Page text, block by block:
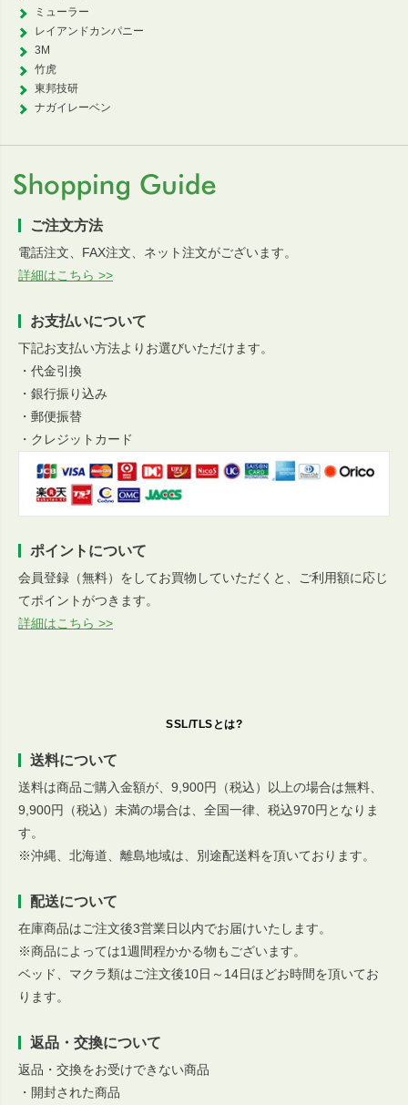
ミューラー
レイアンドカンパニー
3M
竹虎
東邦技研
ナガイレーベン
ご注文方法
電話注文、FAX注文、ネット注文がございます。
詳細はこちら >>
お支払いについて
下記お支払い方法よりお選びいただけます。
・代金引換
・銀行振り込み
・郵便振替
・クレジットカード
ポイントについて
会員登録（無料）をしてお買物していただくと、ご利用額に応じ
てポイントがつきます。
詳細はこちら >>
SSL/TLSとは?
送料について
送料は商品ご購入金額が、9,900円（税込）以上の場合は無料、
9,900円（税込）未満の場合は、全国一律、税込970円となりま
す。
※沖縄、北海道、離島地域は、別途配送料を頂いております。
配送について
在庫商品はご注文後3営業日以内でお届けいたします。
※商品によっては1週間程かかる物もございます。
ベッド、マクラ類はご注文後10日～14日ほどお時間を頂いてお
ります。
返品・交換について
返品・交換をお受けできない商品
・開封された商品